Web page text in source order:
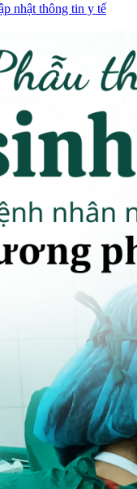
nhật thông tin y tế